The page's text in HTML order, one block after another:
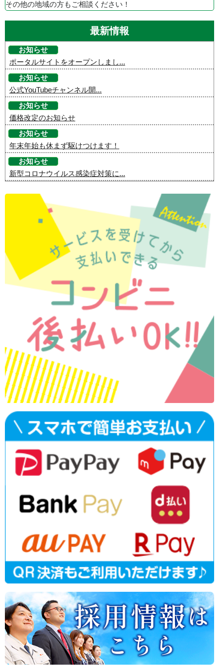
その他の地域の方もご相談ください！
最新情報
お知らせ
ポータルサイトをオープンしまし...
お知らせ
公式YouTubeチャンネル開...
お知らせ
価格改定のお知らせ
お知らせ
年末年始も休まず駆けつけます！
お知らせ
新型コロナウイルス感染症対策に...